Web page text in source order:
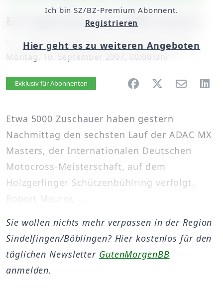
Ein Spektakel mit 5000 Gästen
Vonunserem Mitarbeiter Thomas Oberdorfer
Montag, 10. September 2007, 00:00 Uhr
Artikel vorlesen
Exklusiv für Abonnenten
Etwa 5000 Zuschauer haben gestern
Nachmittag den sechsten Lauf der ADAC MX
Masters, der Internationalen Deutschen
Motocross-Meisterschaft, auf dem
Holzgerlinger Schützenbühlring verfolgt.
Robert Maurer, ...
Ich bin SZ/BZ-Premium Abonnent.
Registrieren
Hier geht es zu weiteren Angeboten
Sie wollen nichts mehr verpassen in der Region
Sindelfingen/Böblingen? Hier kostenlos für den
täglichen Newsletter GutenMorgenBB
anmelden.